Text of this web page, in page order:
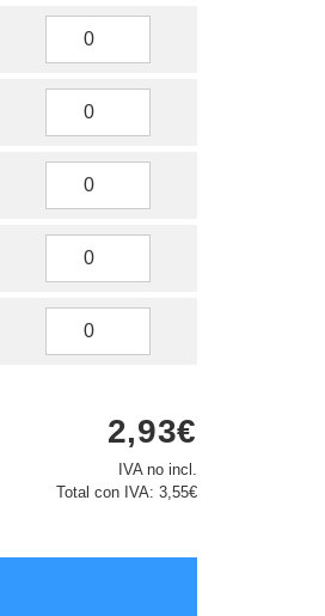
2,93€
IVA no incl.
Total con IVA: 3,55€